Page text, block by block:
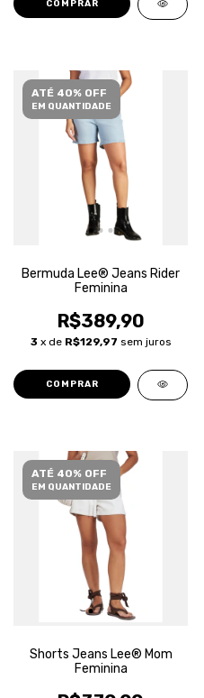
COMPRAR
ATÉ 40% OFF
EM QUANTIDADE
Bermuda Lee® Jeans Rider
Feminina
R$389,90
3 x de R$129,97 sem juros
COMPRAR
ATÉ 40% OFF
EM QUANTIDADE
Shorts Jeans Lee® Mom
Feminina